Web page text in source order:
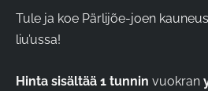
Tule ja koe Pärlijõe-joen
liu’ussa!
Hinta sisältää 1 tunnin vuokran